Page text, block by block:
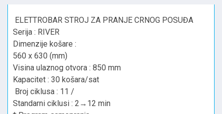
ELETTROBAR STROJ ZA PRANJE CRNOG POSUĐA
Serija : RIVER
Dimenzije košare :
560 x 630 (mm)
Visina ulaznog otvora : 850 mm
Kapacitet : 30 košara/sat
Broj ciklusa : 11 /
Standarni ciklusi : 2→12 min